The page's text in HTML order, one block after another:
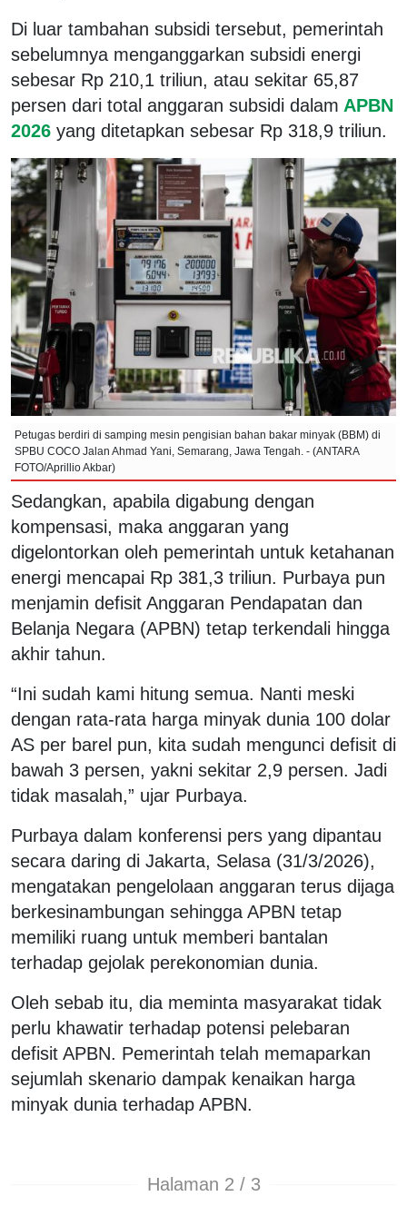
Di luar tambahan subsidi tersebut, pemerintah
sebelumnya menganggarkan subsidi energi
sebesar Rp 210,1 triliun, atau sekitar 65,87
persen dari total anggaran subsidi dalam APBN
2026 yang ditetapkan sebesar Rp 318,9 triliun.
Petugas berdiri di samping mesin pengisian bahan bakar minyak (BBM) di
SPBU COCO Jalan Ahmad Yani, Semarang, Jawa Tengah. - (ANTARA
FOTO/Aprillio Akbar)
Sedangkan, apabila digabung dengan
kompensasi, maka anggaran yang
digelontorkan oleh pemerintah untuk ketahanan
energi mencapai Rp 381,3 triliun. Purbaya pun
menjamin defisit Anggaran Pendapatan dan
Belanja Negara (APBN) tetap terkendali hingga
akhir tahun.
“Ini sudah kami hitung semua. Nanti meski
dengan rata-rata harga minyak dunia 100 dolar
AS per barel pun, kita sudah mengunci defisit di
bawah 3 persen, yakni sekitar 2,9 persen. Jadi
tidak masalah,” ujar Purbaya.
Purbaya dalam konferensi pers yang dipantau
secara daring di Jakarta, Selasa (31/3/2026),
mengatakan pengelolaan anggaran terus dijaga
berkesinambungan sehingga APBN tetap
memiliki ruang untuk memberi bantalan
terhadap gejolak perekonomian dunia.
Oleh sebab itu, dia meminta masyarakat tidak
perlu khawatir terhadap potensi pelebaran
defisit APBN. Pemerintah telah memaparkan
sejumlah skenario dampak kenaikan harga
minyak dunia terhadap APBN.
Halaman 2 / 3